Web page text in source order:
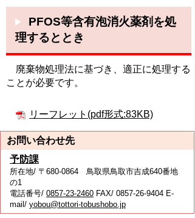
PFOS等含有泡消火薬剤を処
理するととき
廃棄物処理法に基づき、適正に処理する
ことが必要です。
リーフレット(pdf形式:83KB)
お問い合わせ先
予防課
所在地/ 〒680-0864 鳥取県鳥取市吉成640番地
の1
電話番号/ 0857-23-2460 FAX/ 0857-26-9404 E-
mail/ yobou@tottori-tobushobo.jp